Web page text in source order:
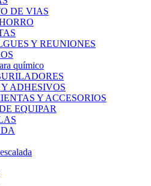
DE VIAS
Y REUNIONES
químico
ADHESIVOS
Y ACCESORIOS
EQUIPAR